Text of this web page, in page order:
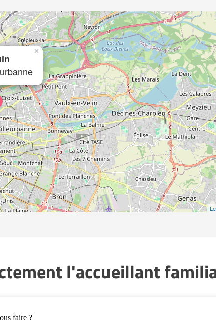
×
l'accueillant
faire ?